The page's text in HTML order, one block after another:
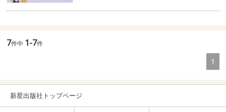
7件中 1-7件
1
新星出版社トップページ